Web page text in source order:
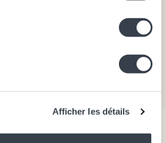
Afficher les détails
IDEA | I DO